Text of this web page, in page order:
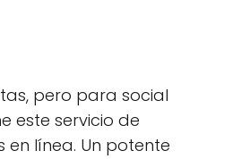
pero para social
este servicio de
en línea. Un potente